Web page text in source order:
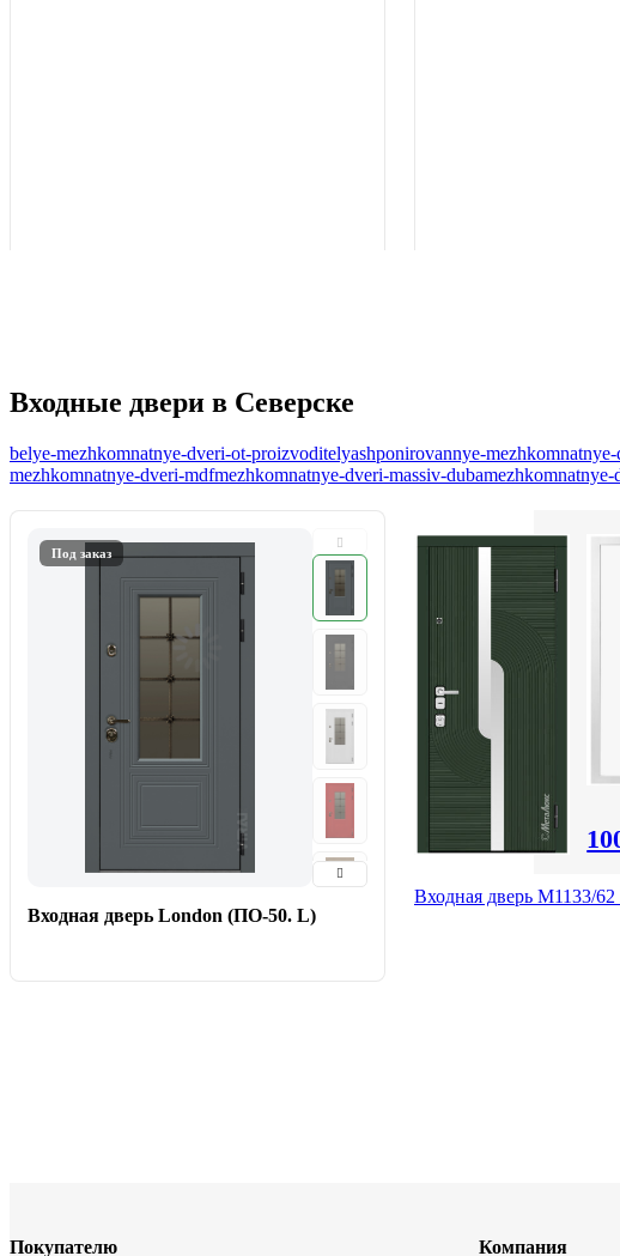
Входные двери в Северске
belye-mezhkomnatnye-dveri-ot-proizvoditelyashponirovannye-
mezhkomnatnye-dveri-mdfmezhkomnatnye-dveri-massiv-duba
Под заказ
Входная дверь London (ПО-50. L)
Входная дверь М1133/62
Покупателю Компания